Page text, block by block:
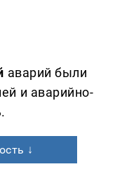
аварий были
и аварийно-
↓